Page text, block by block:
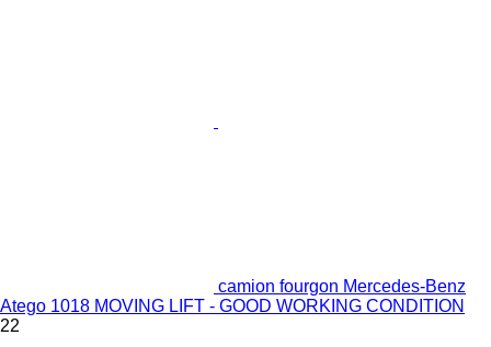
camion fourgon Mercedes-Benz
Atego 1018 MOVING LIFT - GOOD WORKING CONDITION
22